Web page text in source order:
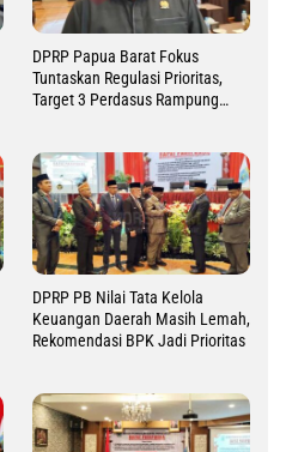
DPRP Papua Barat Fokus
Tuntaskan Regulasi Prioritas,
Target 3 Perdasus Rampung
DPRP PB Nilai Tata Kelola
Keuangan Daerah Masih Lemah,
Rekomendasi BPK Jadi Prioritas